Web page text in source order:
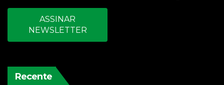
ASSINAR
NEWSLETTER
Recente